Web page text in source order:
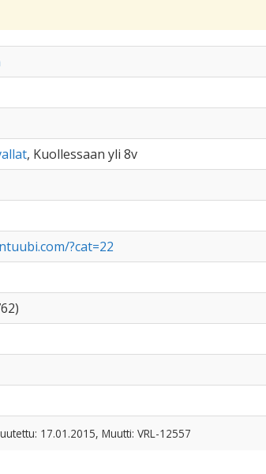
, Kuollessaan yli 8v
?cat=22
17.01.2015, Muutti: VRL-12557